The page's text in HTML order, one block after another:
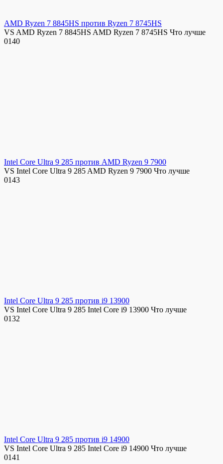
AMD Ryzen 7 8845HS против Ryzen 7 8745HS
VS AMD Ryzen 7 8845HS AMD Ryzen 7 8745HS Что лучше
0140
Intel Core Ultra 9 285 против AMD Ryzen 9 7900
VS Intel Core Ultra 9 285 AMD Ryzen 9 7900 Что лучше
0143
Intel Core Ultra 9 285 против i9 13900
VS Intel Core Ultra 9 285 Intel Core i9 13900 Что лучше
0132
Intel Core Ultra 9 285 против i9 14900
VS Intel Core Ultra 9 285 Intel Core i9 14900 Что лучше
0141